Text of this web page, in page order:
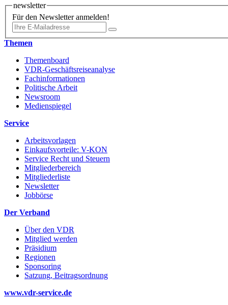
newsletter
Für den Newsletter anmelden!
Themen
Themenboard
VDR-Geschäftsreiseanalyse
Fachinformationen
Politische Arbeit
Newsroom
Medienspiegel
Service
Arbeitsvorlagen
Einkaufsvorteile: V-KON
Service Recht und Steuern
Mitgliederbereich
Mitgliederliste
Newsletter
Jobbörse
Der Verband
Über den VDR
Mitglied werden
Präsidium
Regionen
Sponsoring
Satzung, Beitragsordnung
www.vdr-service.de